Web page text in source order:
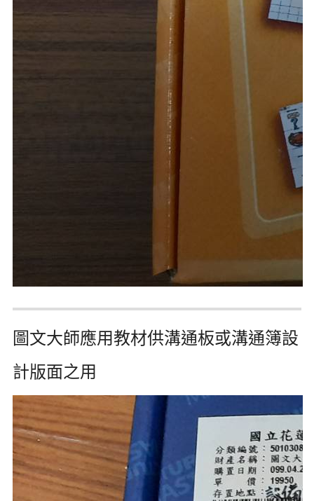
圖文大師應用教材供溝通板或溝通簿設
計版面之用